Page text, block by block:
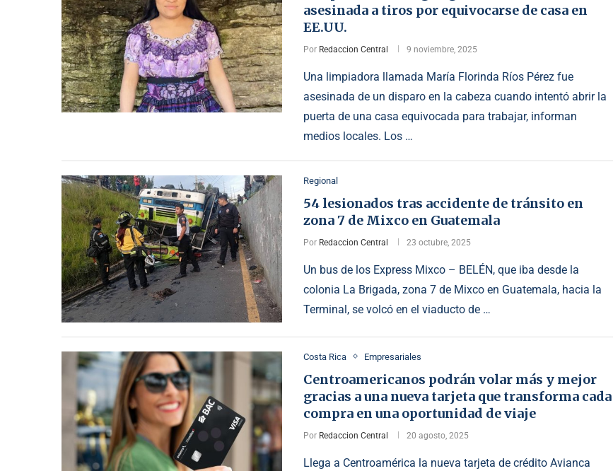
asesinada a tiros por equivocarse de casa en
EE.UU.
Por Redaccion Central 9 noviembre, 2025
Una limpiadora llamada María Florinda Ríos Pérez fue
asesinada de un disparo en la cabeza cuando intentó abrir la
puerta de una casa equivocada para trabajar, informan
medios locales. Los …
Regional
54 lesionados tras accidente de tránsito en
zona 7 de Mixco en Guatemala
Por Redaccion Central 23 octubre, 2025
Un bus de los Express Mixco – BELÉN, que iba desde la
colonia La Brigada, zona 7 de Mixco en Guatemala, hacia la
Terminal, se volcó en el viaducto de …
Costa Rica Empresariales
Centroamericanos podrán volar más y mejor
gracias a una nueva tarjeta que transforma cada
compra en una oportunidad de viaje
Por Redaccion Central 20 agosto, 2025
Llega a Centroamérica la nueva tarjeta de crédito Avianca